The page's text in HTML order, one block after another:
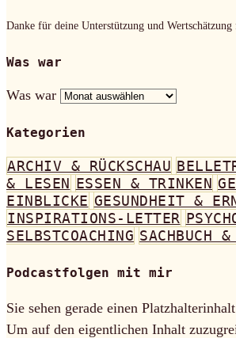
Danke für deine Unterstützung und
Was war
Was war
Kategorien
ARCHIV & RÜCKSCHAU
& LESEN ESSEN & TRINKEN
EINBLICKE GESUNDHEIT &
INSPIRATIONS-LETTER
SELBSTCOACHING SACHBUCH &
Podcastfolgen mit mir
Sie sehen gerade einen
Um auf den eigentlichen Inhalt